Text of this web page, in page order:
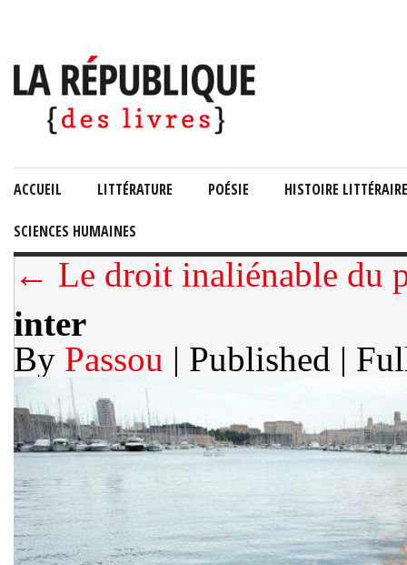
ACCUEIL LITTÉRATURE POÉSIE HISTOIRE LITTÉRAIRE
SCIENCES HUMAINES
← Le droit inaliénable du
inter
By Passou | Published |